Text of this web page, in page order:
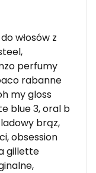
włosów z
perfumy
rabanne
my gloss
blue 3, oral b
brąz,
obsession
gillette